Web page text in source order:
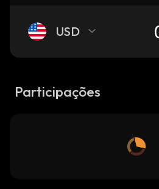
USD
Participações